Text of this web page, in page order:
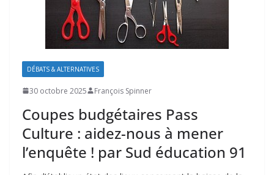
DÉBATS & ALTERNATIVES
30 octobre 2025 François Spinner
Coupes budgétaires Pass
Culture : aidez-nous à mener
l’enquête ! par Sud éducation 91